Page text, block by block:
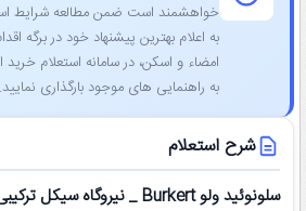
خواهشمند است ضمن مطالعه شرایط
به اعلام بهترین پیشنهاد خود در برگه
امضاء و اسکن، در سامانه استعلام خرید
به راهنمایی ‌های موجود بارگذاری نمایید.
شرح استعلام
سلونوئید ولو Burkert _ نیروگاه سیکل ترکیبی خرم آباد